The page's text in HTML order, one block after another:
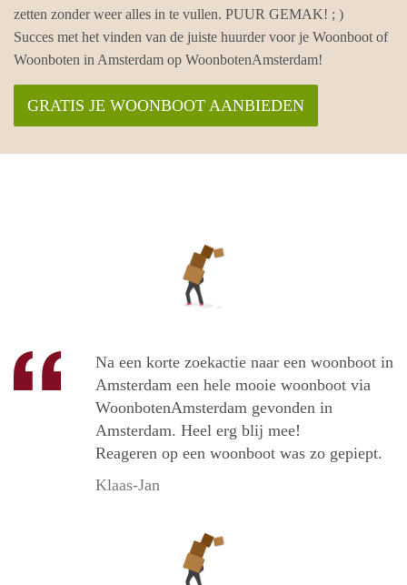
zetten zonder weer alles in te vullen. PUUR GEMAK! ; )
Succes met het vinden van de juiste huurder voor je Woonboot of
Woonboten in Amsterdam op WoonbotenAmsterdam!
GRATIS JE WOONBOOT AANBIEDEN
Na een korte zoekactie naar een woonboot in
Amsterdam een hele mooie woonboot via
WoonbotenAmsterdam gevonden in
Amsterdam. Heel erg blij mee!
Reageren op een woonboot was zo gepiept.
Klaas-Jan